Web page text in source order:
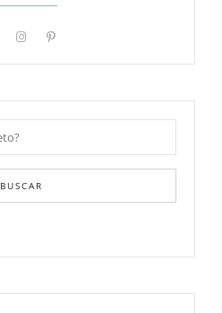
BUSCAR